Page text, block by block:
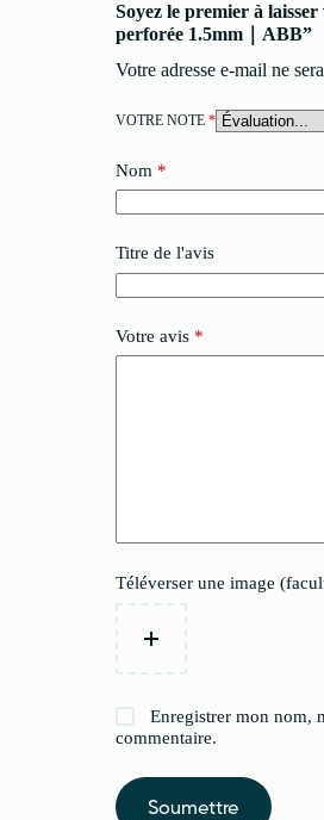
Soyez le premier à
perforée 1.5mm｜ABB”
Votre adresse e-mail ne
VOTRE NOTE *
Nom *
Titre de l'avis
Votre avis *
Téléverser une image
Enregistrer mon nom,
commentaire.
Soumettre